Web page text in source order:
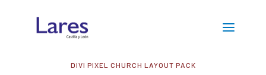
DIVI PIXEL CHURCH LAYOUT PACK